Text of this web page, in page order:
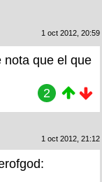
1 oct 2012, 20:59
nota que el que
2
1 oct 2012, 21:12